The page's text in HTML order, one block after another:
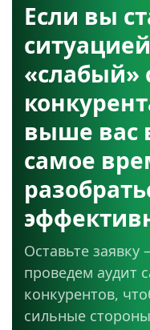
Если вы
«слабый»
выше вас
самое
Оставьте
проведем аудит
конкурентов,
сильные